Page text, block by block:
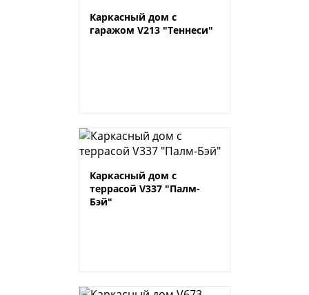
Каркасный дом с
гаражом V213 "Теннеси"
Каркасный дом с
террасой V337 "Палм-
Бэй"